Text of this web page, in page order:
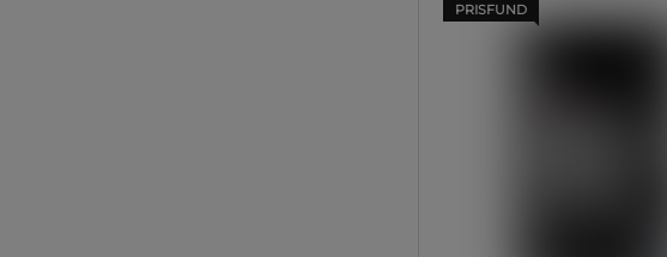
PRISFUND